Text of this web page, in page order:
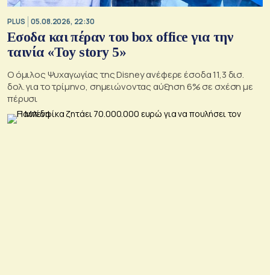
PLUS 05.08.2026, 22:30
Εσοδα και πέραν του box office για την
ταινία «Toy story 5»
Ο όμιλος Ψυχαγωγίας της Disney ανέφερε έσοδα 11,3 δισ.
δολ. για το τρίμηνο, σημειώνοντας αύξηση 6% σε σχέση με
πέρυσι